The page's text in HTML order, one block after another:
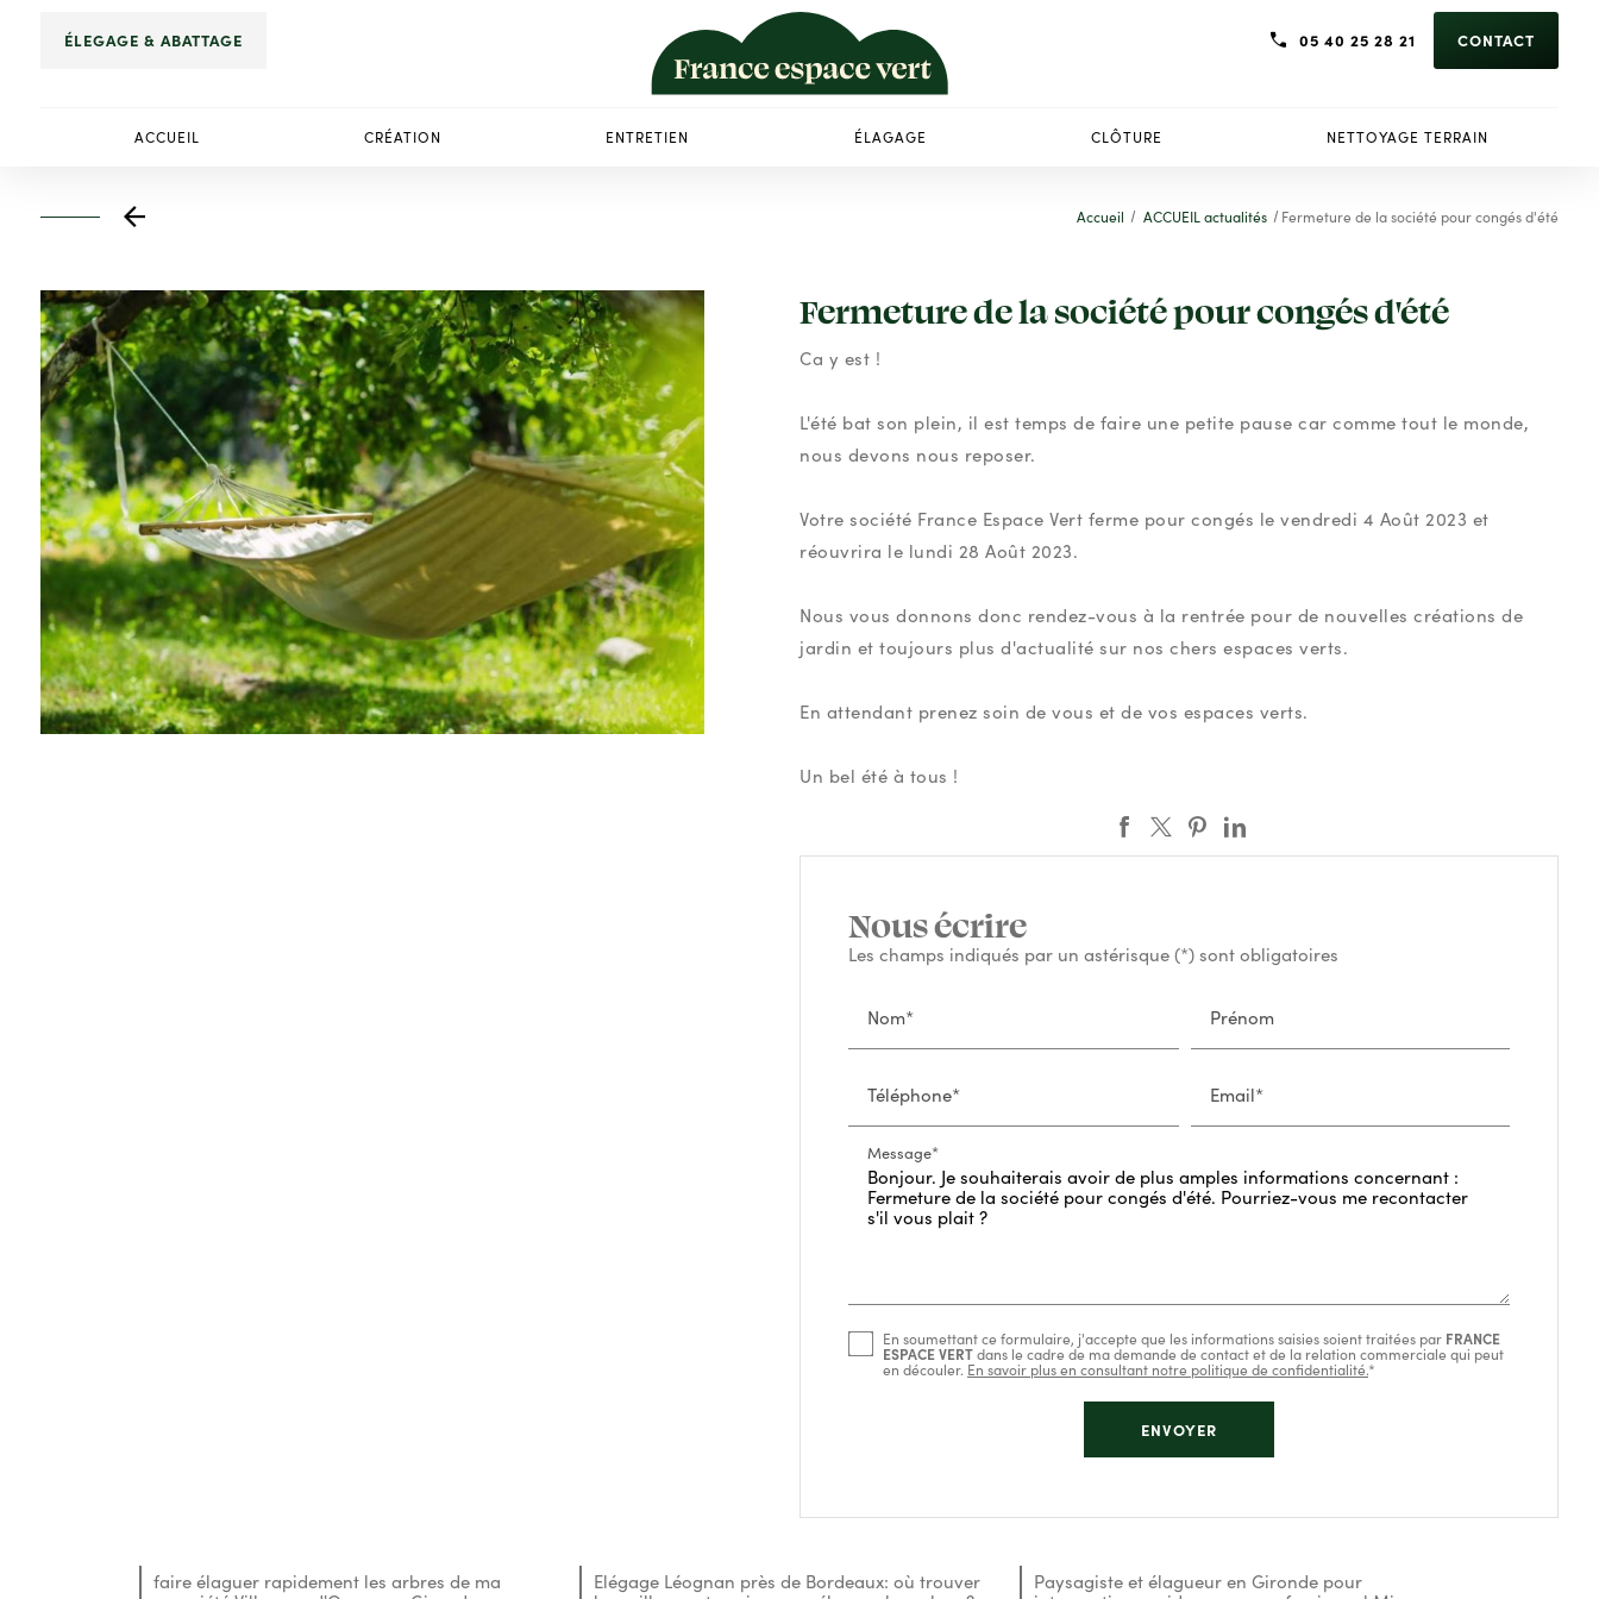
ÉLEGAGE & ABATTAGE 05 40 25 28 21 CONTACT
ACCUEIL CRÉATION ENTRETIEN ÉLAGAGE CLÔTURE NETTOYAGE TERRAIN
Accueil ACCUEIL actualités Fermeture de la société pour congés d'été
Fermeture de la société pour congés d'été
Ca y est !
L'été bat son plein, il est temps de faire une petite pause car comme tout le monde,
nous devons nous reposer.
Votre société France Espace Vert ferme pour congés le vendredi 4 Août 2023 et
réouvrira le lundi 28 Août 2023.
Nous vous donnons donc rendez-vous à la rentrée pour de nouvelles créations de
jardin et toujours plus d'actualité sur nos chers espaces verts.
En attendant prenez soin de vous et de vos espaces verts.
Un bel été à tous !
Nous écrire
Les champs indiqués par un astérisque (*) sont obligatoires
Nom* Prénom
Téléphone* Email*
Message*
En soumettant ce formulaire, j'accepte que les informations saisies soient traitées par FRANCE
ESPACE VERTdans le cadre de ma demande de contact et de la relation commerciale qui peut
en découler. En savoir plus en consultant notre politique de confidentialité.*
faire élaguer rapidement les arbres de ma
Elégage Léognan près de Bordeaux: où trouver
Paysagiste et élagueur en Gironde pour